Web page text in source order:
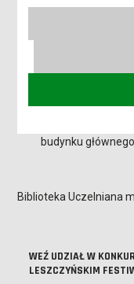
WEŹ UDZIAŁ W
LESZCZYŃSKIM
kierunek:
godz. 15:00 -
godz. 16:40 -
budynku
Biblioteka Uczelniana